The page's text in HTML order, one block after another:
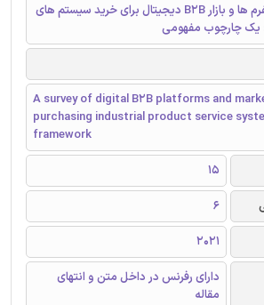
یک بررسی درمورد پلتفرم ها و بازار B2B دیجیتال برای خرید سیستم های
یک چارچوب مفهومی
A survey of digital B2B platforms and
purchasing industrial product service
framework
15
6
2021
دارای رفرنس در داخل متن و انتهای
مقاله